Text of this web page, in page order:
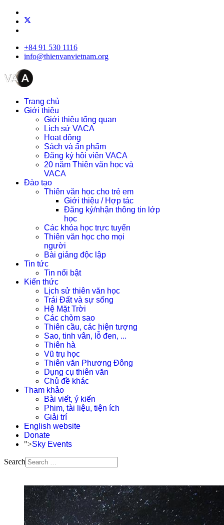
+84 91 530 1116
info@thienvanvietnam.org
Trang chủ
Giới thiệu
Giới thiệu tổng quan
Lịch sử VACA
Hoạt động
Sách và ấn phẩm
Đăng ký hội viên VACA
20 năm Thiên văn học và
VACA
Đào tạo
Thiên văn học cho trẻ em
Giới thiệu / Hợp tác
Đăng ký/nhận thông tin lớp
học
Các khóa học trực tuyến
Thiên văn học cho mọi
người
Bài giảng độc lập
Tin tức
Tin nổi bật
Kiến thức
Lịch sử thiên văn học
Trái Đất và sự sống
Hệ Mặt Trời
Các chòm sao
Thiên cầu, các hiện tượng
Sao, tinh vân, lỗ đen, ...
Thiên hà
Vũ trụ học
Thiên văn Phương Đông
Dụng cụ thiên văn
Chủ đề khác
Tham khảo
Bài viết, ý kiến
Phim, tài liệu, tiện ích
Giải trí
English website
Donate
">Sky Events
Search